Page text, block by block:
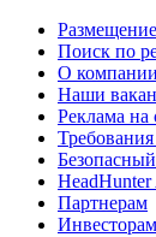
Поиск по
О компании
Наши
Реклама на
Партнерам
Инвесторам